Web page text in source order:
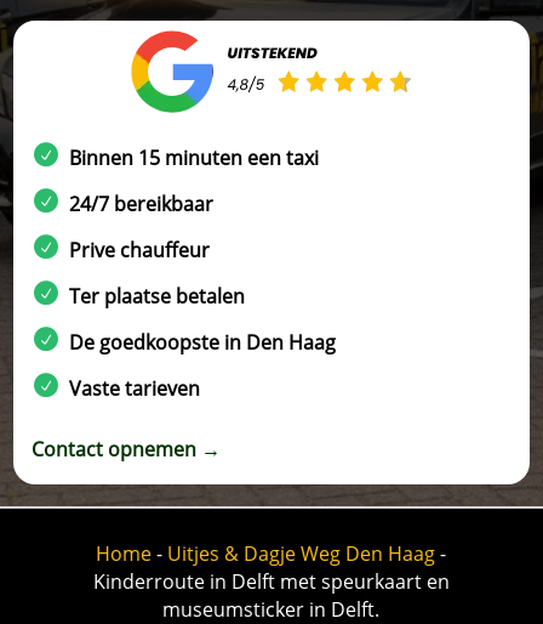
Binnen 15 minuten een taxi
24/7 bereikbaar
Prive chauffeur
Ter plaatse betalen
De goedkoopste in Den Haag
Vaste tarieven
Contact opnemen →
Home- Uitjes & Dagje Weg Den Haag-
Kinderroute in Delft met speurkaart en
museumsticker in Delft.